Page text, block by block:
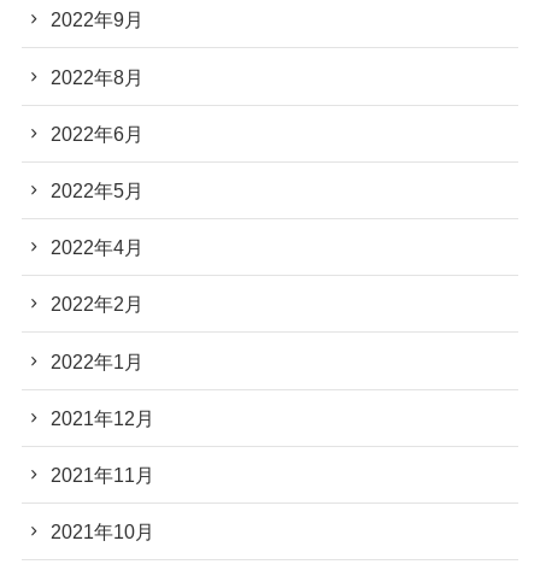
2022年9月
2022年8月
2022年6月
2022年5月
2022年4月
2022年2月
2022年1月
2021年12月
2021年11月
2021年10月